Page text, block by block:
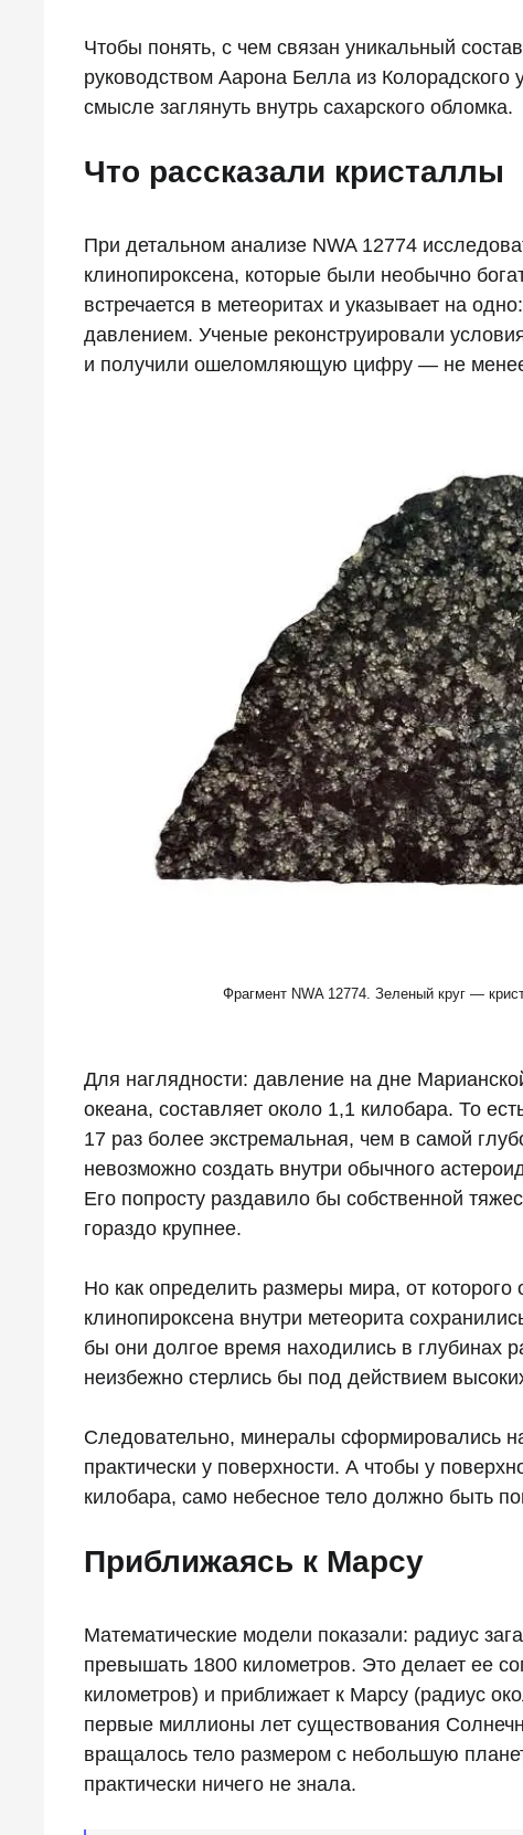
Чтобы понять, с чем связан уникальный
руководством Аарона Белла из
смысле заглянуть внутрь сахарского обломка.
Что рассказали кристаллы
При детальном анализе NWA 12774
клинопироксена, которые были необычно
встречается в метеоритах и указывает на
давлением. Ученые реконструировали
и получили ошеломляющую цифру — не
Фрагмент NWA 12774. Зеленый круг —
Для наглядности: давление на дне
океана, составляет около 1,1 килобара. То
17 раз более экстремальная, чем в самой
невозможно создать внутри обычного
Его попросту раздавило бы собственной
гораздо крупнее.
Но как определить размеры мира, от которого
клинопироксена внутри метеорита
бы они долгое время находились в глубинах
неизбежно стерлись бы под действием
Следовательно, минералы сформировались
практически у поверхности. А чтобы у
килобара, само небесное тело должно быть
Приближаясь к Марсу
Математические модели показали: радиус
превышать 1800 километров. Это делает ее
километров) и приближает к Марсу (радиус
первые миллионы лет существования
вращалось тело размером с небольшую
практически ничего не знала.